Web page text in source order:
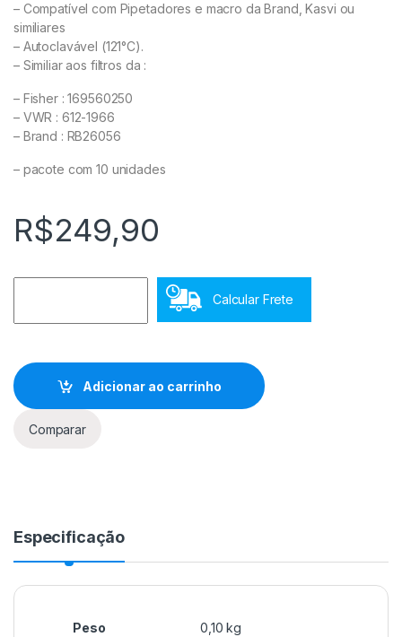
– Compatível com Pipetadores e macro da Brand, Kasvi ou
similiares
– Autoclavável (121°C).
– Similiar aos filtros da :
– Fisher : 169560250
– VWR : 612-1966
– Brand : RB26056
– pacote com 10 unidades
R$249,90
Calcular Frete
Adicionar ao carrinho
Comparar
Especificação
Peso 0,10 kg